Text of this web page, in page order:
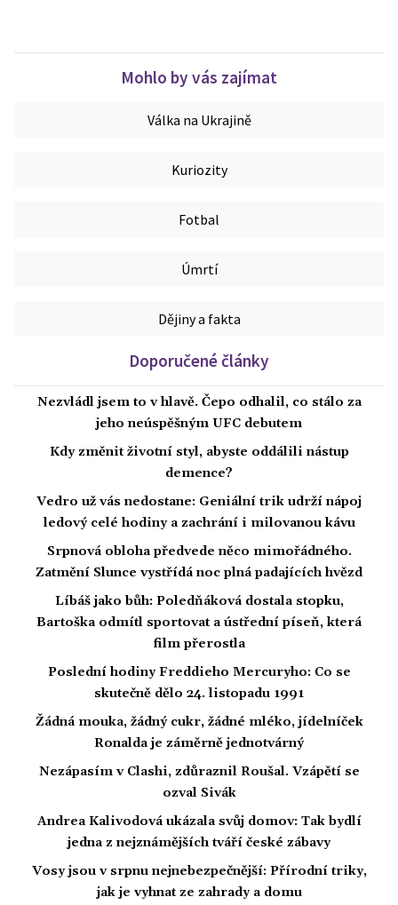
Mohlo by vás zajímat
Válka na Ukrajině
Kuriozity
Fotbal
Úmrtí
Dějiny a fakta
Doporučené články
Nezvládl jsem to v hlavě. Čepo odhalil, co stálo za
jeho neúspěšným UFC debutem
Kdy změnit životní styl, abyste oddálili nástup
demence?
Vedro už vás nedostane: Geniální trik udrží nápoj
ledový celé hodiny a zachrání i milovanou kávu
Srpnová obloha předvede něco mimořádného.
Zatmění Slunce vystřídá noc plná padajících hvězd
Líbáš jako bůh: Poledňáková dostala stopku,
Bartoška odmítl sportovat a ústřední píseň, která
film přerostla
Poslední hodiny Freddieho Mercuryho: Co se
skutečně dělo 24. listopadu 1991
Žádná mouka, žádný cukr, žádné mléko, jídelníček
Ronalda je záměrně jednotvárný
Nezápasím v Clashi, zdůraznil Roušal. Vzápětí se
ozval Sivák
Andrea Kalivodová ukázala svůj domov: Tak bydlí
jedna z nejznámějších tváří české zábavy
Vosy jsou v srpnu nejnebezpečnější: Přírodní triky,
jak je vyhnat ze zahrady a domu